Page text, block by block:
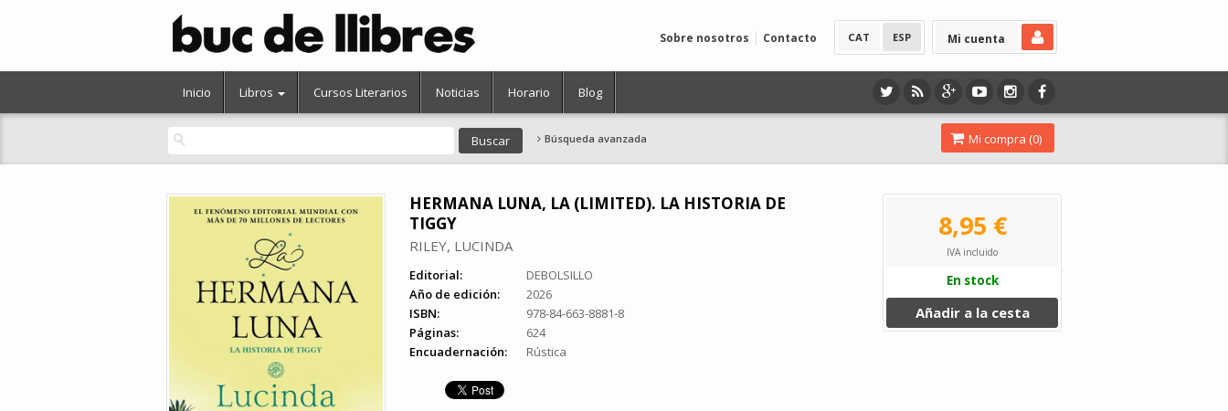
Mi cuenta
CAT ESP
Sobre nosotros Contacto
Inicio Libros Cursos Literarios Noticias Horario Blog
Búsqueda avanzada Mi compra (0)
HERMANA LUNA, LA (LIMITED). LA HISTORIA DE
TIGGY
RILEY, LUCINDA
Editorial:
DEBOLSILLO
Año de edición:
2026
ISBN:
978-84-663-8881-8
Páginas:
624
Encuadernación:
Rústica
8,95 €
IVA incluido
En stock
Añadir a la cesta